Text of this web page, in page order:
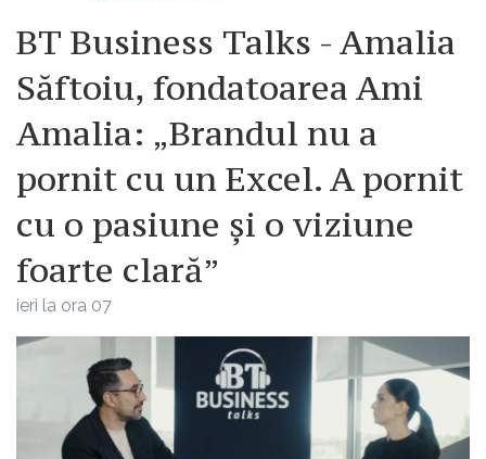
BT Business Talks - Amalia
Săftoiu, fondatoarea Ami
Amalia: „Brandul nu a
pornit cu un Excel. A pornit
cu o pasiune și o viziune
foarte clară”
ieri la ora 07